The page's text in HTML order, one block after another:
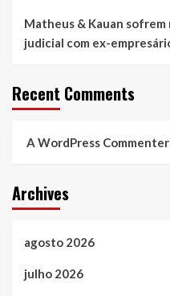
Matheus & Kauan
judicial com ex-
Recent Comments
A WordPress Commenter
Archives
agosto 2026
julho 2026